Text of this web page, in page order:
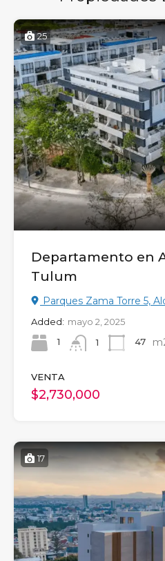
25
Departamento en
Tulum
Parques Zama Torre 5,
Added: mayo 2, 2025
1
1 47
VENTA
$2,730,000
17